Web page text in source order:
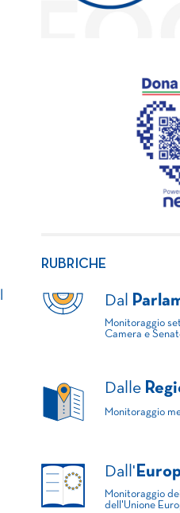
RUBRICHE
Dal
Monitoraggio
Camera e
Dalle
Monitoraggio
Dall'
Monitoraggio
dell'Unione